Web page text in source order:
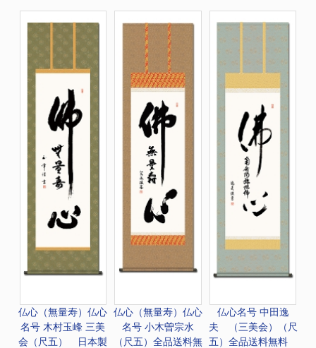
仏心（無量寿）仏心
名号 木村玉峰 三美
会（尺五） 日本製
仏心（無量寿） 仏心
名号 小木曽宗水
（尺五）全品送料無
仏心名号 中田逸
夫 （三美会）（尺
五）全品送料無料